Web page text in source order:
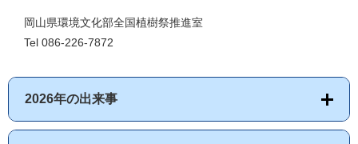
岡山県環境文化部全国植樹祭推進室
Tel 086-226-7872
2026年の出来事